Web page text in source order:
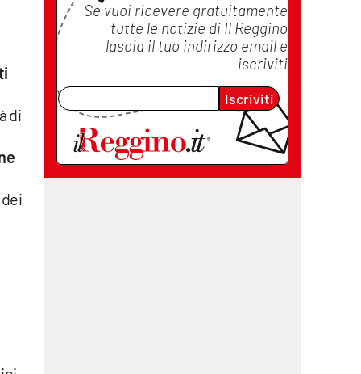
di
Se vuoi ricevere gratuitamente
tutte le notizie di Il Reggino
lascia il tuo indirizzo email e
iscriviti
Iscriviti